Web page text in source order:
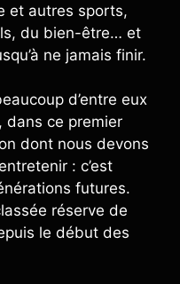
et autres sports,
du bien-être… et
ne jamais finir.
d’entre eux
dans ce premier
dont nous devons
: c’est
futures.
réserve de
le début des